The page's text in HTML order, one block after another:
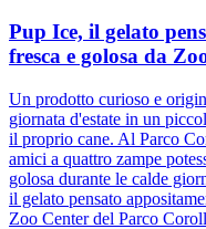
Pup Ice, il gelato
fresca e golosa da
Un prodotto curioso e
giornata d'estate in un
il proprio cane. Al Parco
amici a quattro zampe
golosa durante le calde
il gelato pensato
Zoo Center del Parco